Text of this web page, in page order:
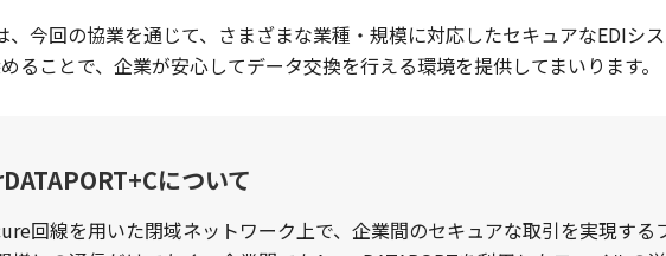
、今回の協業を通じて、さまざまな業種・規模に対応したセキュアなEDIシ
ることで、企業が安心してデータ交換を行える環境を提供してまいります。
について
回線を用いた閉域ネットワーク上で、企業間のセキュアな取引を実現する